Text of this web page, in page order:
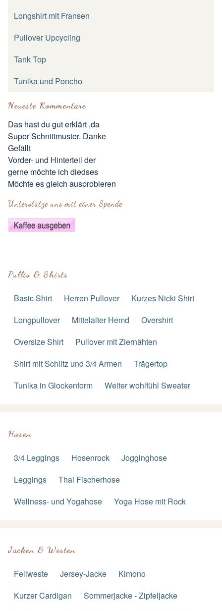
Longshirt mit Fransen
Pullover Upcycling
Tank Top
Tunika und Poncho
Neueste Kommentare
Das hast du gut erklärt ,da
Super Schnittmuster, Danke
Gefällt
Vorder- und Hinterteil der
gerne möchte ich diedses
Möchte es gleich ausprobieren
Unterstütze uns mit einer Spende
Pullis & Shirts
Basic Shirt Herren Pullover
Kurzes Nicki Shirt
Longpullover
Mittelalter Hemd
Overshirt
Oversize Shirt
Pullover mit Ziernähten
Shirt mit Schlitz und 3/4 Armen
Trägertop
Tunika in Glockenform
Weiter wohlfühl Sweater
Hosen
3/4 Leggings Hosenrock
Jogginghose
Leggings
Thai Fischerhose
Wellness- und Yogahose
Yoga Hose mit Rock
Jacken & Westen
Fellweste Jersey-Jacke
Kimono
Kurzer Cardigan
Sommerjacke - Zipfeljacke